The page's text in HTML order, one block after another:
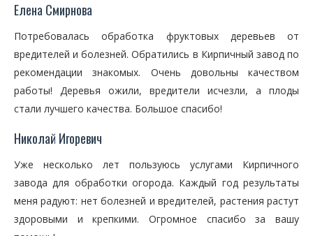
Елена Смирнова
Потребовалась обработка фруктовых деревьев от
вредителей и болезней. Обратились в Кирпичный завод по
рекомендации знакомых. Очень довольны качеством
работы! Деревья ожили, вредители исчезли, а плоды
стали лучшего качества. Большое спасибо!
Николай Игоревич
Уже несколько лет пользуюсь услугами Кирпичного
завода для обработки огорода. Каждый год результаты
меня радуют: нет болезней и вредителей, растения растут
здоровыми и крепкими. Огромное спасибо за вашу